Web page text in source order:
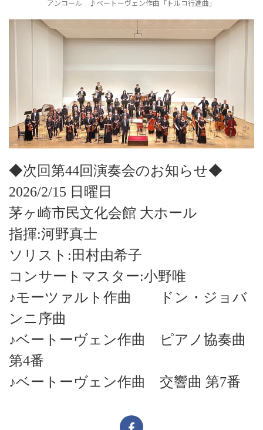
アンコール ♪ベートーヴェン作曲「トルコ行進曲」
◆次回第44回演奏会のお知らせ◆
2026/2/15 日曜日
茅ヶ崎市民文化会館 大ホール
指揮:河野真士
ソリスト:田村由希子
コンサートマスター:小野唯
♪モーツァルト作曲 ドン・ジョバ
ンニ序曲
♪ベートーヴェン作曲 ピアノ協奏曲
第4番
♪ベートーヴェン作曲 交響曲 第7番